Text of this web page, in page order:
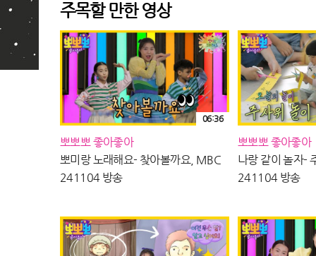
주목할 만한 영상
뽀뽀뽀 좋아좋아
뽀미랑 노래해요- 찾아볼까요, MBC
241104 방송
06:36
뽀뽀뽀 좋아좋아
나랑 같이 놀자-
241104 방송